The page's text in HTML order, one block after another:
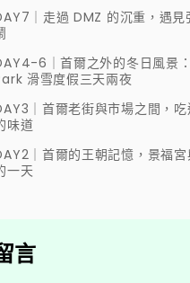
｜走過 DMZ 的沉重，遇見
6｜首爾之外的冬日風景
滑雪度假三天兩夜
｜首爾老街與市場之間，
味道
｜首爾的王朝記憶，景福宮
一天
言